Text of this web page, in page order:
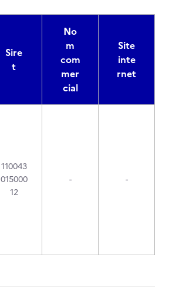
Sire
t
No
m
com
mer
cial
Site
inte
rnet
110043
015000
12
- -